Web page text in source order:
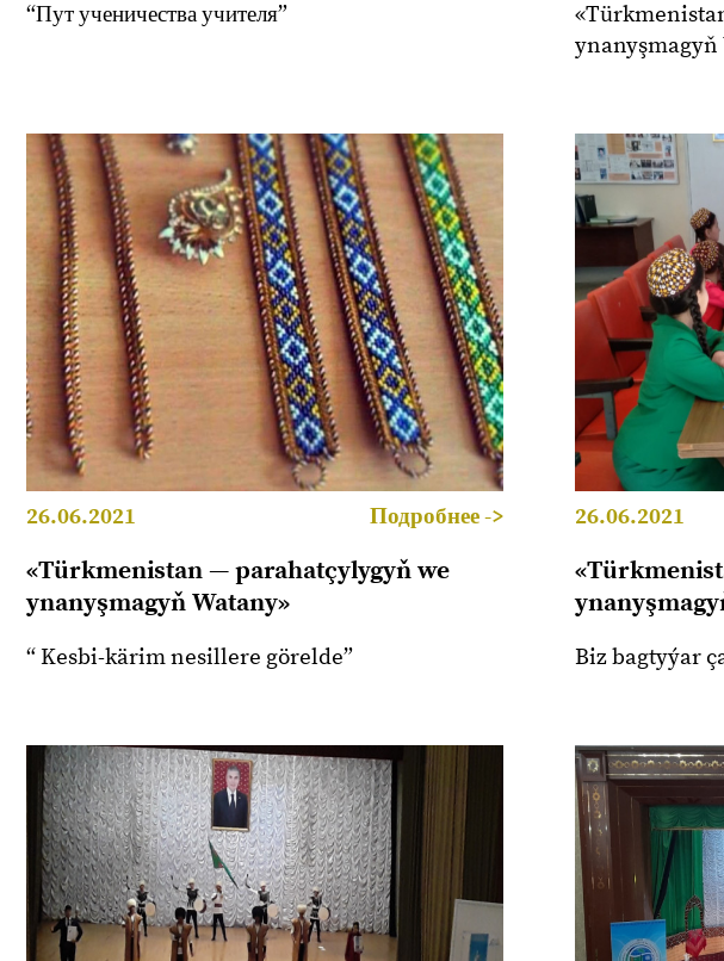
“Пут ученичества учителя”
ynanyşmagyň
26.06.2021 Подробнее ->
«Türkmenistan — parahatçylygyň we
ynanyşmagyň Watany»
“ Kesbi-kärim nesillere görelde”
26.06.2021
Biz bagtyýar